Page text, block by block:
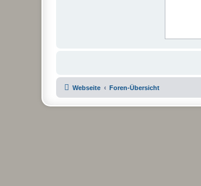
Webseite Foren-Übersicht